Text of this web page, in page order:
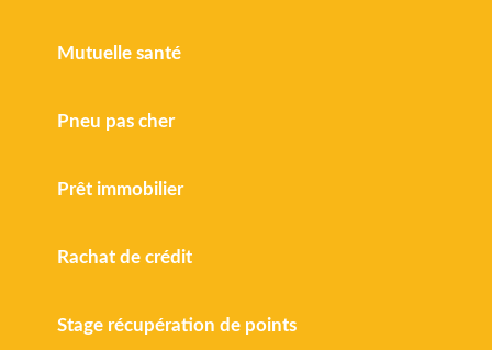
Mutuelle santé
Pneu pas cher
Prêt immobilier
Rachat de crédit
Stage récupération de points